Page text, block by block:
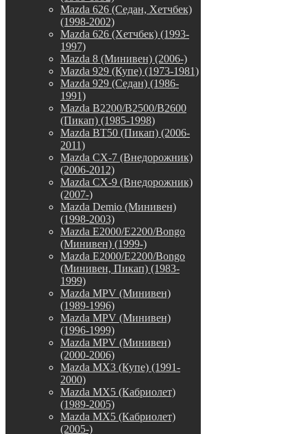
Mazda 626 (Седан, Хетчбек)
(1998-2002)
Mazda 626 (Хетчбек) (1993-
1997)
Mazda 8 (Минивен) (2006-)
Mazda 929 (Купе) (1973-1981)
Mazda 929 (Седан) (1986-
1991)
Mazda B2200/B2500/B2600
(Пикап) (1985-1998)
Mazda BT50 (Пикап) (2006-
2011)
Mazda CX-7 (Внедорожник)
(2006-2012)
Mazda CX-9 (Внедорожник)
(2007-)
Mazda Demio (Минивен)
(1998-2003)
Mazda E2000/E2200/Bongo
(Минивен) (1999-)
Mazda E2000/E2200/Bongo
(Минивен, Пикап) (1983-
1999)
Mazda MPV (Минивен)
(1989-1996)
Mazda MPV (Минивен)
(1996-1999)
Mazda MPV (Минивен)
(2000-2006)
Mazda MX3 (Купе) (1991-
2000)
Mazda MX5 (Кабриолет)
(1989-2005)
Mazda MX5 (Кабриолет)
(2005-)